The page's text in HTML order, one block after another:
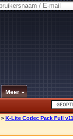
Meer
> K-Lite Codec Pack Full